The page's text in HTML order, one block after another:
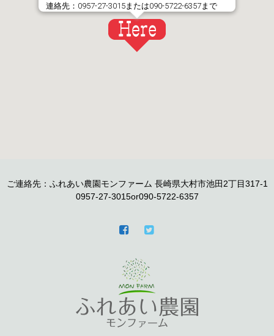
連絡先：0957-27-3015または090-5722-6357まで
ご連絡先：ふれあい農園モンファーム 長崎県大村市池田2丁目317-1
0957-27-3015or090-5722-6357